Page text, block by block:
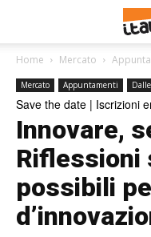
Home Mercato
Mercato Appuntamenti
Save the date | Iscrizioni
Innovare,
Riflessioni
possibili